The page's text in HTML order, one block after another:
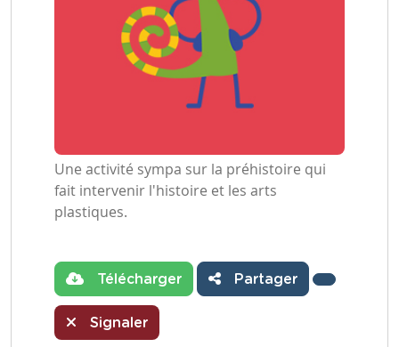
Une activité sympa sur la préhistoire qui
fait intervenir l'histoire et les arts
plastiques.
Télécharger Partager
Signaler